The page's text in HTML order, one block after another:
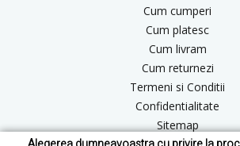
Cum cumperi
Cum platesc
Cum livram
Cum returnezi
Termeni si Conditii
Confidentialitate
Sitemap